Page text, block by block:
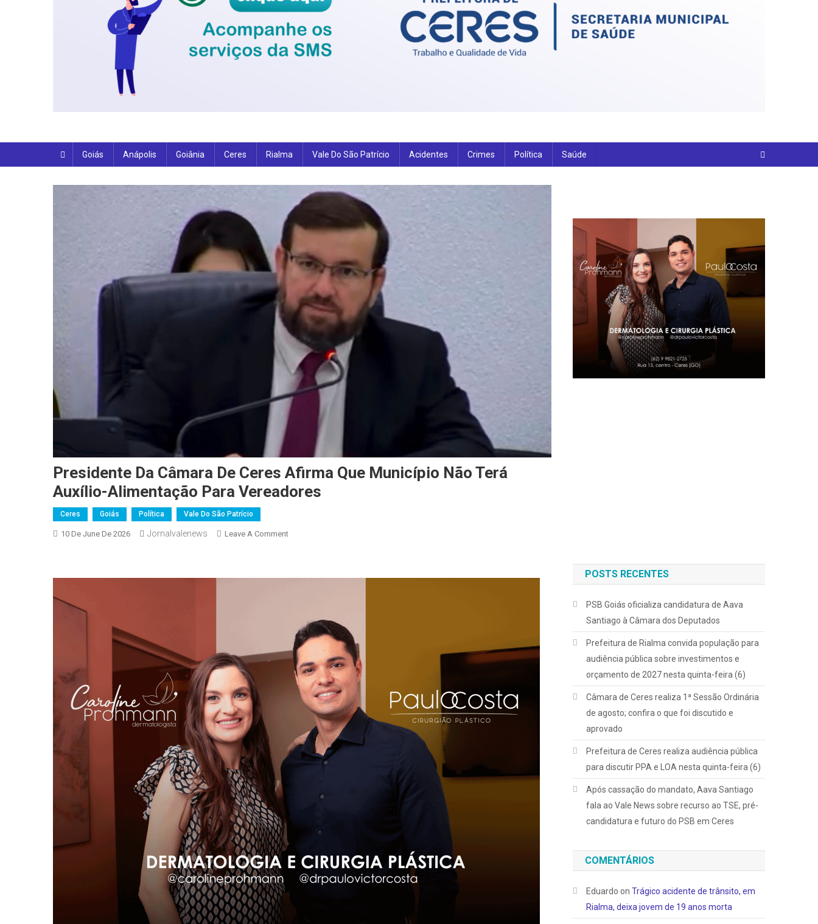
Goiás Anápolis Goiânia Ceres Rialma Vale Do São Patrício Acidentes Crimes Política Saúde
Presidente Da Câmara De Ceres Afirma Que Município Não Terá
Auxílio-Alimentação Para Vereadores
Ceres Goiás Política Vale Do São Patrício
10 De June De 2026 Jornalvalenews Leave A CommentOn
Que
Município
Não
Terá
Auxílio-
Alimentação
Vereadores
POSTS RECENTES
PSB Goiás oficializa candidatura de Aava
Santiago à Câmara dos Deputados
Prefeitura de Rialma convida população para
audiência pública sobre investimentos e
orçamento de 2027 nesta quinta-feira (6)
Câmara de Ceres realiza 1ª Sessão Ordinária
de agosto; confira o que foi discutido e
aprovado
Prefeitura de Ceres realiza audiência pública
para discutir PPA e LOA nesta quinta-feira (6)
Após cassação do mandato, Aava Santiago
fala ao Vale News sobre recurso ao TSE, pré-
candidatura e futuro do PSB em Ceres
COMENTÁRIOS
Eduardo onTrágico acidente de trânsito, em
Rialma, deixa jovem de 19 anos morta